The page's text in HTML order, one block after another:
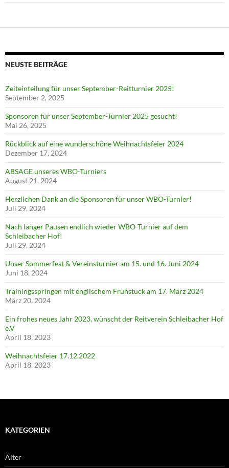
NEUSTE BEITRÄGE
Zeiteinteilung für unser September-Reitturnier 2025!
September 2, 2025
Sponsoren für unser September-Turnier 2025 gesucht!
Mai 26, 2025
Rückblick auf eine wunderschöne Weihnachtsfeier 2024
Dezember 17, 2024
ABSAGE unseres WBO-Turniers
August 21, 2024
Herzlichen Dank an die Sponsoren für unser WBO-Turnier!
Juli 29, 2024
Nach langer Pausen endlich wieder WBO-Turnier auf dem
Schleibacher Hof!
Juli 29, 2024
Unser Sommerfest & Vereinsturnier am 15. und 16. Juni 2024
Juni 18, 2024
Trainingsspringen mit englischem Frühstück am 17. März 2024
März 20, 2024
Ein frohes neues Jahr 2023, wünscht der Reitverein Schleibacher Hof
e.V
April 18, 2023
Weihnachtsfeier 17.12.2022
April 18, 2023
KATEGORIEN
Älter